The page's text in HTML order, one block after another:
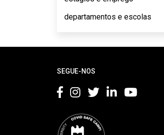
departamentos e escolas
SEGUE-NOS